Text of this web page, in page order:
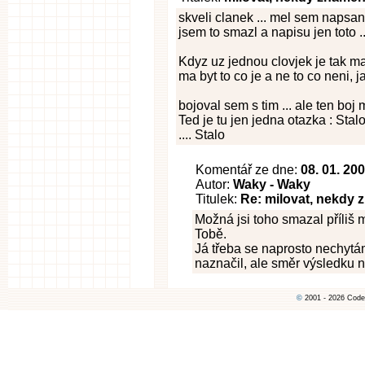
skveli clanek ... mel sem
jsem to smazl a napisu jen toto
Kdyz uz jednou clovjek je tak
ma byt to co je a ne to co neni,
bojoval sem s tim ... ale ten boj
Ted je tu jen jedna otazka :
.... Stalo
Komentář ze dne: 08. 01.
Autor: Waky - Waky
Titulek: Re: milovat, nekdy
Možná jsi toho smazal příliš
Tobě.
Já třeba se naprosto
naznačil, ale směr výsledku
© 2001 - 2026